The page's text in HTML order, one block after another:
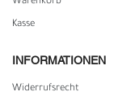
Kasse
INFORMATIONEN
Widerrufs­recht